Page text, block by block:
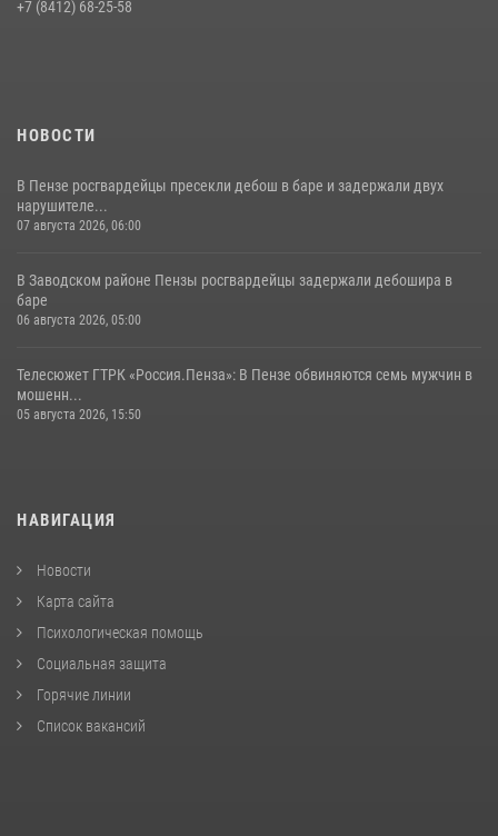
+7 (8412) 68-25-58
НОВОСТИ
В Пензе росгвардейцы пресекли дебош в баре и задержали двух
нарушителе...
07 августа 2026, 06:00
В Заводском районе Пензы росгвардейцы задержали дебошира в
баре
06 августа 2026, 05:00
Телесюжет ГТРК «Россия.Пенза»: В Пензе обвиняются семь мужчин в
мошенн...
05 августа 2026, 15:50
НАВИГАЦИЯ
Новости
Карта сайта
Психологическая помощь
Социальная защита
Горячие линии
Список вакансий